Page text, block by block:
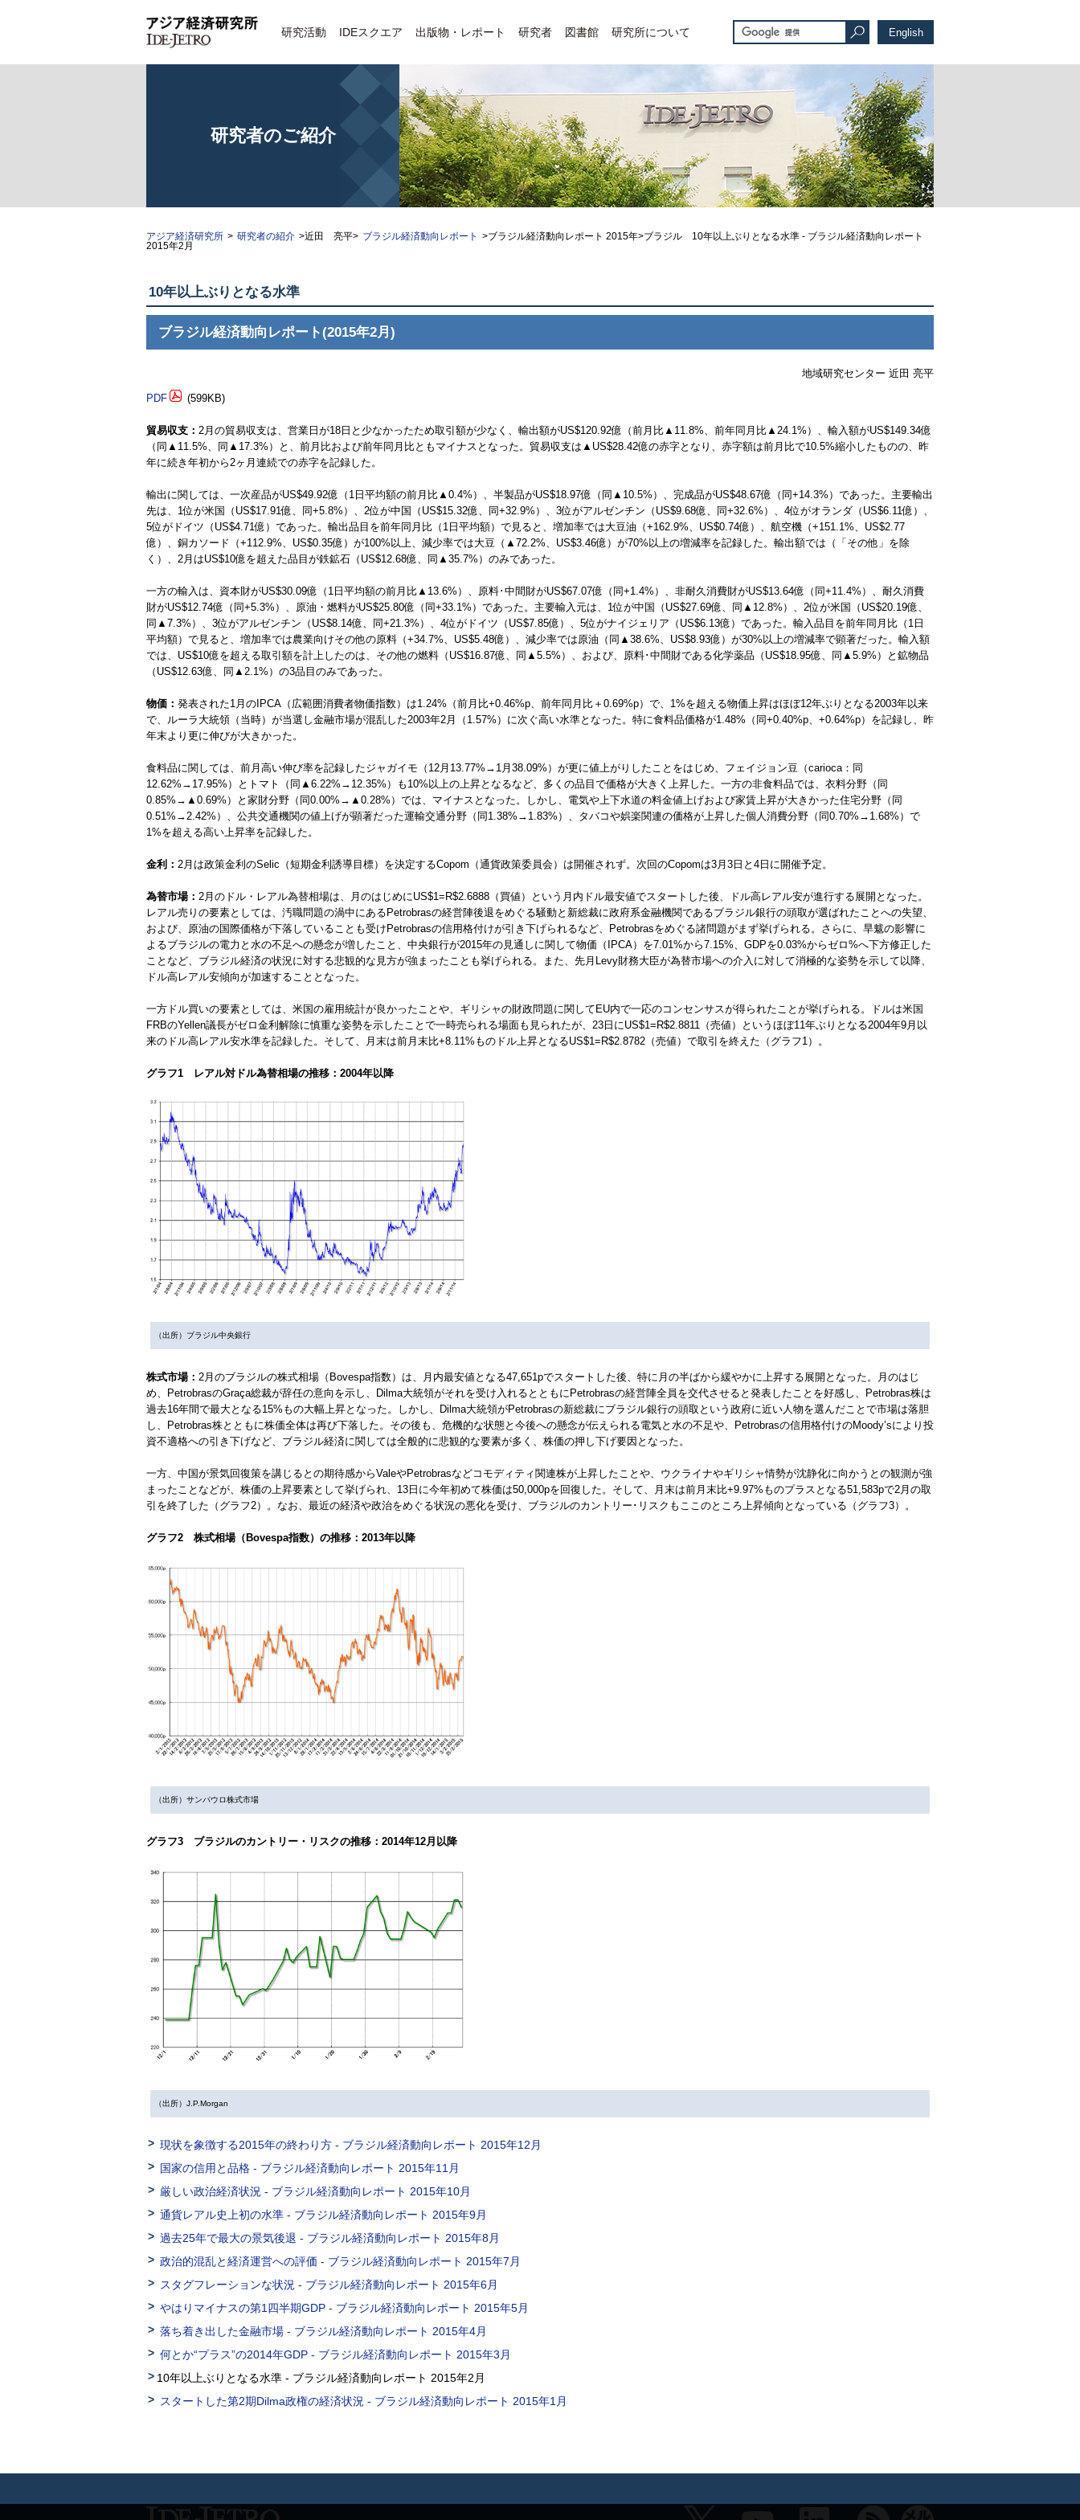
研究活動 IDEスクエア 出版物・レポート 研究者 図書館 研究所について English
研究者のご紹介
アジア経済研究所 > 研究者の紹介 >近田 亮平> ブラジル経済動向レポート >ブラジル経済動向レポート 2015年>ブラジル 10年以上ぶりとなる水準 - ブラジル経済動向レポート
2015年2月
10年以上ぶりとなる水準
ブラジル経済動向レポート(2015年2月)
地域研究センター 近田 亮平
PDF (599KB)
貿易収支： 2月の貿易収支は、営業日が18日と少なかったため取引額が少なく、輸出額がUS$120.92億（前月比▲11.8%、前年同月比▲24.1%）、輸入額がUS$149.34億
（同▲11.5%、同▲17.3%）と、前月比および前年同月比ともマイナスとなった。貿易収支は▲US$28.42億の赤字となり、赤字額は前月比で10.5%縮小したものの、昨
年に続き年初から2ヶ月連続での赤字を記録した。
輸出に関しては、一次産品がUS$49.92億（1日平均額の前月比▲0.4%）、半製品がUS$18.97億（同▲10.5%）、完成品がUS$48.67億（同+14.3%）であった。主要輸出
先は、1位が米国（US$17.91億、同+5.8%）、2位が中国（US$15.32億、同+32.9%）、3位がアルゼンチン（US$9.68億、同+32.6%）、4位がオランダ（US$6.11億）、
5位がドイツ（US$4.71億）であった。輸出品目を前年同月比（1日平均額）で見ると、増加率では大豆油（+162.9%、US$0.74億）、航空機（+151.1%、US$2.77
億）、銅カソード（+112.9%、US$0.35億）が100%以上、減少率では大豆（▲72.2%、US$3.46億）が70%以上の増減率を記録した。輸出額では（「その他」を除
く）、2月はUS$10億を超えた品目が鉄鉱石（US$12.68億、同▲35.7%）のみであった。
一方の輸入は、資本財がUS$30.09億（1日平均額の前月比▲13.6%）、原料･中間財がUS$67.07億（同+1.4%）、非耐久消費財がUS$13.64億（同+11.4%）、耐久消費
財がUS$12.74億（同+5.3%）、原油・燃料がUS$25.80億（同+33.1%）であった。主要輸入元は、1位が中国（US$27.69億、同▲12.8%）、2位が米国（US$20.19億、
同▲7.3%）、3位がアルゼンチン（US$8.14億、同+21.3%）、4位がドイツ（US$7.85億）、5位がナイジェリア（US$6.13億）であった。輸入品目を前年同月比（1日
平均額）で見ると、増加率では農業向けその他の原料（+34.7%、US$5.48億）、減少率では原油（同▲38.6%、US$8.93億）が30%以上の増減率で顕著だった。輸入額
では、US$10億を超える取引額を計上したのは、その他の燃料（US$16.87億、同▲5.5%）、および、原料･中間財である化学薬品（US$18.95億、同▲5.9%）と鉱物品
（US$12.63億、同▲2.1%）の3品目のみであった。
物価： 発表された1月のIPCA（広範囲消費者物価指数）は1.24%（前月比+0.46%p、前年同月比＋0.69%p）で、1%を超える物価上昇はほぼ12年ぶりとなる2003年以来
で、ルーラ大統領（当時）が当選し金融市場が混乱した2003年2月（1.57%）に次ぐ高い水準となった。特に食料品価格が1.48%（同+0.40%p、+0.64%p）を記録し、昨
年末より更に伸びが大きかった。
食料品に関しては、前月高い伸び率を記録したジャガイモ（12月13.77%→1月38.09%）が更に値上がりしたことをはじめ、フェイジョン豆（carioca：同
12.62%→17.95%）とトマト（同▲6.22%→12.35%）も10%以上の上昇となるなど、多くの品目で価格が大きく上昇した。一方の非食料品では、衣料分野（同
0.85%→▲0.69%）と家財分野（同0.00%→▲0.28%）では、マイナスとなった。しかし、電気や上下水道の料金値上げおよび家賃上昇が大きかった住宅分野（同
0.51%→2.42%）、公共交通機関の値上げが顕著だった運輸交通分野（同1.38%→1.83%）、タバコや娯楽関連の価格が上昇した個人消費分野（同0.70%→1.68%）で
1%を超える高い上昇率を記録した。
金利： 2月は政策金利のSelic（短期金利誘導目標）を決定するCopom（通貨政策委員会）は開催されず。次回のCopomは3月3日と4日に開催予定。
為替市場： 2月のドル・レアル為替相場は、月のはじめにUS$1=R$2.6888（買値）という月内ドル最安値でスタートした後、ドル高レアル安が進行する展開となった。
レアル売りの要素としては、汚職問題の渦中にあるPetrobrasの経営陣後退をめぐる騒動と新総裁に政府系金融機関であるブラジル銀行の頭取が選ばれたことへの失望、
および、原油の国際価格が下落していることも受けPetrobrasの信用格付けが引き下げられるなど、Petrobrasをめぐる諸問題がまず挙げられる。さらに、旱魃の影響に
よるブラジルの電力と水の不足への懸念が増したこと、中央銀行が2015年の見通しに関して物価（IPCA）を7.01%から7.15%、GDPを0.03%からゼロ%へ下方修正した
ことなど、ブラジル経済の状況に対する悲観的な見方が強まったことも挙げられる。また、先月Levy財務大臣が為替市場への介入に対して消極的な姿勢を示して以降、
ドル高レアル安傾向が加速することとなった。
一方ドル買いの要素としては、米国の雇用統計が良かったことや、ギリシャの財政問題に関してEU内で一応のコンセンサスが得られたことが挙げられる。ドルは米国
FRBのYellen議長がゼロ金利解除に慎重な姿勢を示したことで一時売られる場面も見られたが、23日にUS$1=R$2.8811（売値）というほぼ11年ぶりとなる2004年9月以
来のドル高レアル安水準を記録した。そして、月末は前月末比+8.11%ものドル上昇となるUS$1=R$2.8782（売値）で取引を終えた（グラフ1）。
グラフ1 レアル対ドル為替相場の推移：2004年以降
（出所）ブラジル中央銀行
株式市場： 2月のブラジルの株式相場（Bovespa指数）は、月内最安値となる47,651pでスタートした後、特に月の半ばから緩やかに上昇する展開となった。月のはじ
め、PetrobrasのGraça総裁が辞任の意向を示し、Dilma大統領がそれを受け入れるとともにPetrobrasの経営陣全員を交代させると発表したことを好感し、Petrobras株は
過去16年間で最大となる15%もの大幅上昇となった。しかし、Dilma大統領がPetrobrasの新総裁にブラジル銀行の頭取という政府に近い人物を選んだことで市場は落胆
し、Petrobras株とともに株価全体は再び下落した。その後も、危機的な状態と今後への懸念が伝えられる電気と水の不足や、Petrobrasの信用格付けのMoody’sにより投
資不適格への引き下げなど、ブラジル経済に関しては全般的に悲観的な要素が多く、株価の押し下げ要因となった。
一方、中国が景気回復策を講じるとの期待感からValeやPetrobrasなどコモディティ関連株が上昇したことや、ウクライナやギリシャ情勢が沈静化に向かうとの観測が強
まったことなどが、株価の上昇要素として挙げられ、13日に今年初めて株価は50,000pを回復した。そして、月末は前月末比+9.97%ものプラスとなる51,583pで2月の取
引を終了した（グラフ2）。なお、最近の経済や政治をめぐる状況の悪化を受け、ブラジルのカントリー･リスクもここのところ上昇傾向となっている（グラフ3）。
グラフ2 株式相場（Bovespa指数）の推移：2013年以降
（出所）サンパウロ株式市場
グラフ3 ブラジルのカントリー・リスクの推移：2014年12月以降
（出所）J.P.Morgan
現状を象徴する2015年の終わり方 - ブラジル経済動向レポート 2015年12月
国家の信用と品格 - ブラジル経済動向レポート 2015年11月
厳しい政治経済状況 - ブラジル経済動向レポート 2015年10月
通貨レアル史上初の水準 - ブラジル経済動向レポート 2015年9月
過去25年で最大の景気後退 - ブラジル経済動向レポート 2015年8月
政治的混乱と経済運営への評価 - ブラジル経済動向レポート 2015年7月
スタグフレーションな状況 - ブラジル経済動向レポート 2015年6月
やはりマイナスの第1四半期GDP - ブラジル経済動向レポート 2015年5月
落ち着き出した金融市場 - ブラジル経済動向レポート 2015年4月
何とか“プラス”の2014年GDP - ブラジル経済動向レポート 2015年3月
10年以上ぶりとなる水準 - ブラジル経済動向レポート 2015年2月
スタートした第2期Dilma政権の経済状況 - ブラジル経済動向レポート 2015年1月